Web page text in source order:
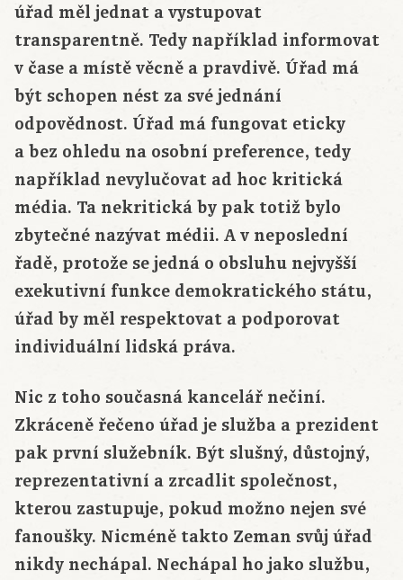
úřad měl jednat a vystupovat
transparentně. Tedy například informovat
v čase a místě věcně a pravdivě. Úřad má
být schopen nést za své jednání
odpovědnost. Úřad má fungovat eticky
a bez ohledu na osobní preference, tedy
například nevylučovat ad hoc kritická
média. Ta nekritická by pak totiž bylo
zbytečné nazývat médii. A v neposlední
řadě, protože se jedná o obsluhu nejvyšší
exekutivní funkce demokratického státu,
úřad by měl respektovat a podporovat
individuální lidská práva.
Nic z toho současná kancelář nečiní.
Zkráceně řečeno úřad je služba a prezident
pak první služebník. Být slušný, důstojný,
reprezentativní a zrcadlit společnost,
kterou zastupuje, pokud možno nejen své
fanoušky. Nicméně takto Zeman svůj úřad
nikdy nechápal. Nechápal ho jako službu,